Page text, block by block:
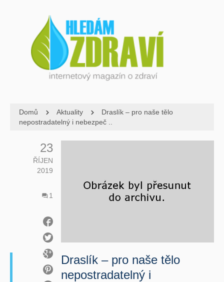
Domů Aktuality
Draslík – pro naše tělo
nepostradatelný i nebezpeč ..
23
ŘÍJEN
2019
1
Draslík – pro naše tělo
nepostradatelný i